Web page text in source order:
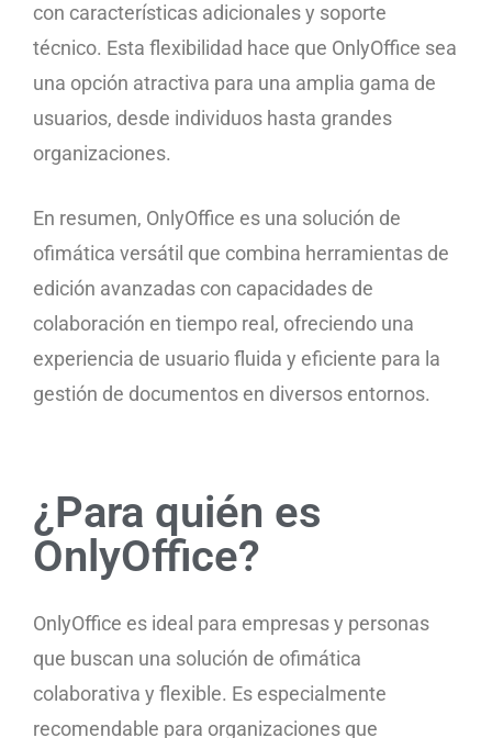
con características adicionales y soporte
técnico. Esta flexibilidad hace que OnlyOffice sea
una opción atractiva para una amplia gama de
usuarios, desde individuos hasta grandes
organizaciones.
En resumen, OnlyOffice es una solución de
ofimática versátil que combina herramientas de
edición avanzadas con capacidades de
colaboración en tiempo real, ofreciendo una
experiencia de usuario fluida y eficiente para la
gestión de documentos en diversos entornos.
¿Para quién es
OnlyOffice?
OnlyOffice es ideal para empresas y personas
que buscan una solución de ofimática
colaborativa y flexible. Es especialmente
recomendable para organizaciones que